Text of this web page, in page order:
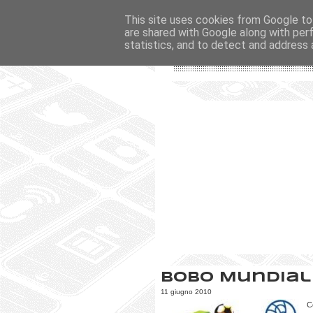
Bobo Mundial
11 giugno 2010
This site uses cookies from Google
are shared with Google along with
statistics, and to detect and address